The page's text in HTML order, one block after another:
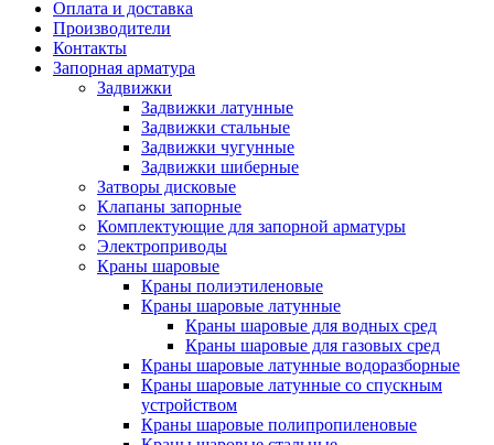
Оплата и доставка
Производители
Контакты
Запорная арматура
Задвижки
Задвижки латунные
Задвижки стальные
Задвижки чугунные
Задвижки шиберные
Затворы дисковые
Клапаны запорные
Комплектующие для запорной арматуры
Электроприводы
Краны шаровые
Краны полиэтиленовые
Краны шаровые латунные
Краны шаровые для водных сред
Краны шаровые для газовых сред
Краны шаровые латунные водоразборные
Краны шаровые латунные со спускным
устройством
Краны шаровые полипропиленовые